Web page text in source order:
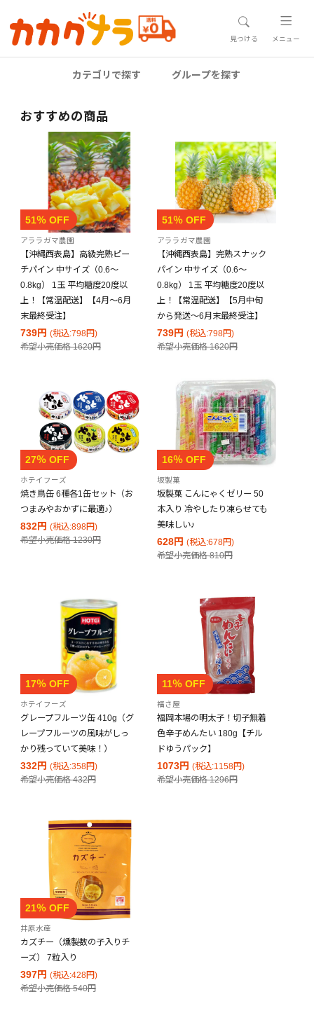
見つける メニュー
カテゴリで探す グループを探す
おすすめの商品
51％ OFF
アララガマ農園
【沖縄西表島】高級完熟ピー
チパイン 中サイズ（0.6～
0.8kg） 1玉 平均糖度20度以
上！【常温配送】【4月～6月
末最終受注】
739円 (税込:798円)
希望小売価格1620円
51％ OFF
アララガマ農園
【沖縄西表島】完熟スナック
パイン 中サイズ（0.6～
0.8kg） 1玉 平均糖度20度以
上！【常温配送】【5月中旬
から発送～6月末最終受注】
739円 (税込:798円)
希望小売価格1620円
27％ OFF
ホテイフーズ
焼き鳥缶 6種各1缶セット（お
つまみやおかずに最適♪）
832円 (税込:898円)
希望小売価格1230円
16％ OFF
坂製菓
坂製菓 こんにゃくゼリー 50
本入り 冷やしたり凍らせても
美味しい♪
628円 (税込:678円)
希望小売価格810円
17％ OFF
ホテイフーズ
グレープフルーツ缶 410g（グ
レープフルーツの風味がしっ
かり残っていて美味！）
332円 (税込:358円)
希望小売価格432円
11％ OFF
福さ屋
福岡本場の明太子！切子無着
色辛子めんたい 180g【チル
ドゆうパック】
1073円 (税込:1158円)
希望小売価格1296円
21％ OFF
井原水産
カズチー（燻製数の子入りチ
ーズ） 7粒入り
397円 (税込:428円)
希望小売価格540円